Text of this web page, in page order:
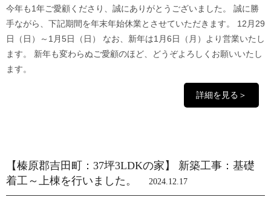
今年も1年ご愛顧くださり、誠にありがとうございました。 誠に勝
手ながら、下記期間を年末年始休業とさせていただきます。 12月29
日（日）～1月5日（日） なお、新年は1月6日（月）より営業いたし
ます。 新年も変わらぬご愛顧のほど、どうぞよろしくお願いいたし
ます。
詳細を見る＞
【榛原郡吉田町：37坪3LDKの家】 新築工事：基礎
着工～上棟を行いました。
2024.12.17